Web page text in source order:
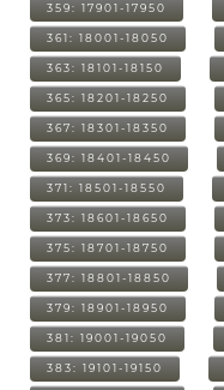
359: 17901-17950
361: 18001-18050
363: 18101-18150
365: 18201-18250
367: 18301-18350
369: 18401-18450
371: 18501-18550
373: 18601-18650
375: 18701-18750
377: 18801-18850
379: 18901-18950
381: 19001-19050
383: 19101-19150